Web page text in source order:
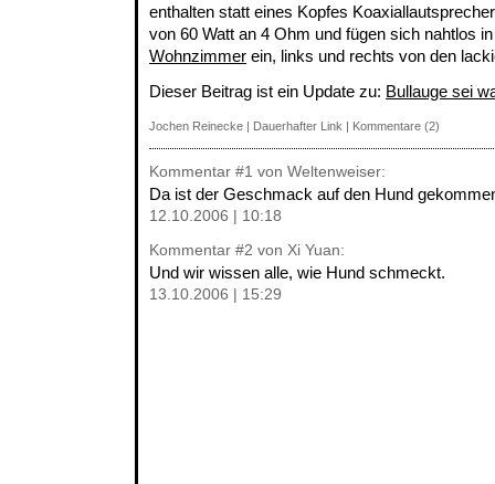
enthalten statt eines Kopfes
von 60 Watt an 4 Ohm und fügen sich nahtlos
Wohnzimmer ein, links und rechts von den
Dieser Beitrag ist ein Update zu: Bullauge sei
Jochen Reinecke | Dauerhafter Link | Kommentare (2)
Kommentar #1 von Weltenweiser:
Da ist der Geschmack auf den Hund
12.10.2006 | 10:18
Kommentar #2 von Xi Yuan:
Und wir wissen alle, wie Hund schmeckt.
13.10.2006 | 15:29